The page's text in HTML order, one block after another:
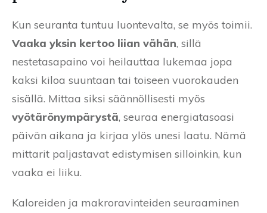
Kun seuranta tuntuu luontevalta, se myös toimii.
Vaaka yksin kertoo liian vähän, sillä
nestetasapaino voi heilauttaa lukemaa jopa
kaksi kiloa suuntaan tai toiseen vuorokauden
sisällä. Mittaa siksi säännöllisesti myös
vyötärönympärystä, seuraa energiatasoasi
päivän aikana ja kirjaa ylös unesi laatu. Nämä
mittarit paljastavat edistymisen silloinkin, kun
vaaka ei liiku.
Kaloreiden ja makroravinteiden seuraaminen